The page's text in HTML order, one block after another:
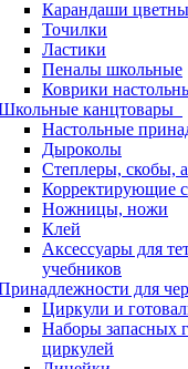
Карандаши
Точилки
Ластики
Пеналы школьные
Коврики
канцтовары
Настольные
Дыроколы
Степлеры, скобы,
Корректирующие
Ножницы, ножи
Клей
Аксессуары для
учебников
для
Циркули и
Наборы запасных
циркулей